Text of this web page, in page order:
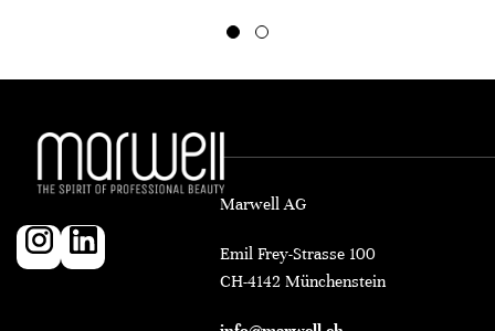
Marwell AG
Emil Frey-Strasse 100
CH-4142 Münchenstein